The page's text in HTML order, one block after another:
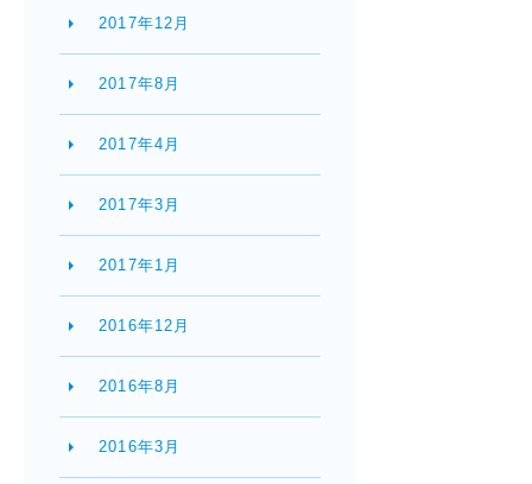
2017年12月
2017年8月
2017年4月
2017年3月
2017年1月
2016年12月
2016年8月
2016年3月